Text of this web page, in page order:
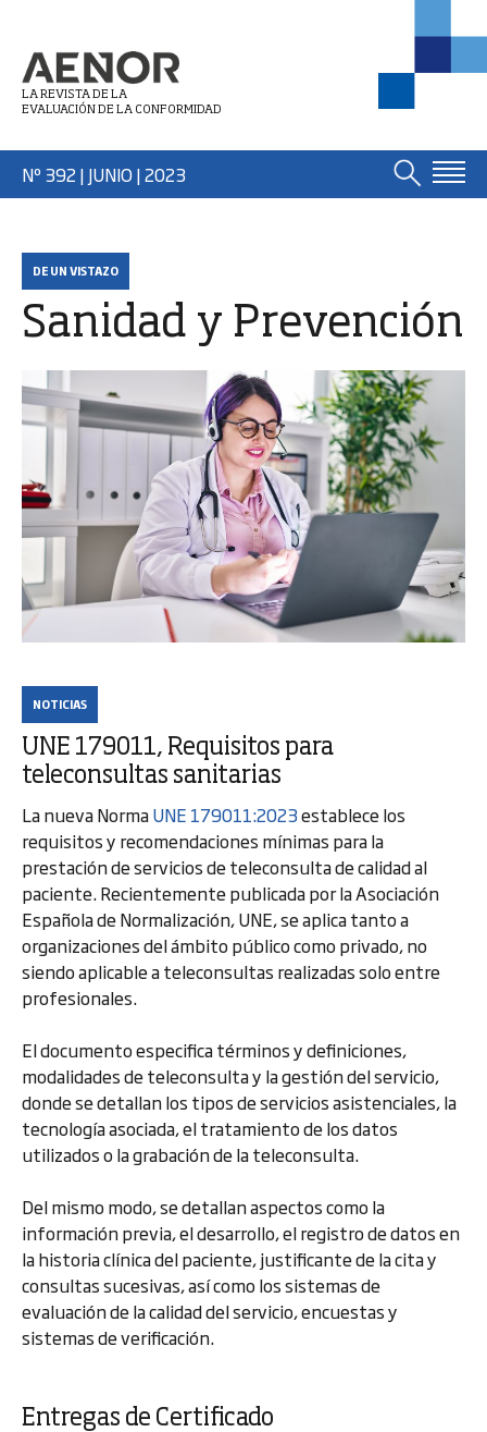
LA REVISTA DE LA
EVALUACIÓN DE LA CONFORMIDAD
Nº 392 | JUNIO| 2023
DE UN VISTAZO
Sanidad y Prevención
NOTICIAS
UNE 179011, Requisitos para
teleconsultas sanitarias
La nueva NormaUNE 179011:2023establece los
requisitos y recomendaciones mínimas para la
prestación de servicios de teleconsulta de calidad al
paciente. Recientemente publicada por la Asociación
Española de Normalización, UNE, se aplica tanto a
organizaciones del ámbito público como privado, no
siendo aplicable a teleconsultas realizadas solo entre
profesionales.
El documento especifica términos y definiciones,
modalidades de teleconsulta y la gestión del servicio,
donde se detallan los tipos de servicios asistenciales, la
tecnología asociada, el tratamiento de los datos
utilizados o la grabación de la teleconsulta.
Del mismo modo, se detallan aspectos como la
información previa, el desarrollo, el registro de datos en
la historia clínica del paciente, justificante de la cita y
consultas sucesivas, así como los sistemas de
evaluación de la calidad del servicio, encuestas y
sistemas de verificación.
Entregas de Certificado